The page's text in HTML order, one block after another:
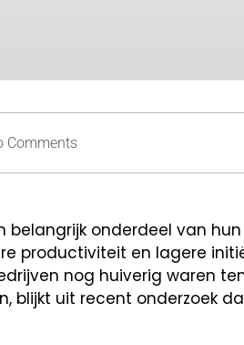
Comments
belangrijk onderdeel van
productiviteit en lagere
nog huiverig waren
blijkt uit recent onderzoek